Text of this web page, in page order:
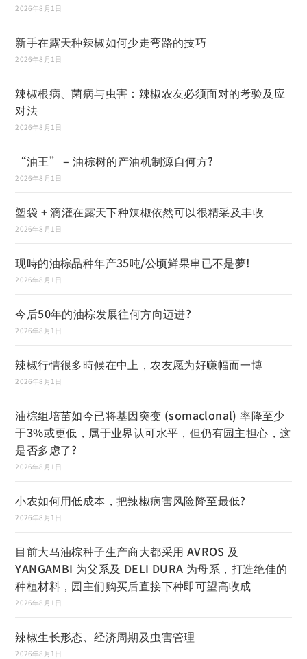
2026年8月1日
新手在露天种辣椒如何少走弯路的技巧
2026年8月1日
辣椒根病、菌病与虫害：辣椒农友必须面对的考验及应
对法
2026年8月1日
“油王” – 油棕树的产油机制源自何方?
2026年8月1日
塑袋 + 滴灌在露天下种辣椒依然可以很精采及丰收
2026年8月1日
现時的油棕品种年产35吨/公顷鲜果串已不是夢!
2026年8月1日
今后50年的油棕发展往何方向迈进?
2026年8月1日
辣椒行情很多時候在中上，农友愿为好赚幅而一博
2026年8月1日
油棕组培苗如今已将基因突变 (somaclonal) 率降至少
于3%或更低，属于业界认可水平，但仍有园主担心，这
是否多虑了?
2026年8月1日
小农如何用低成本，把辣椒病害风险降至最低?
2026年8月1日
目前大马油棕种子生产商大都采用 AVROS 及
YANGAMBI 为父系及 DELI DURA 为母系，打造绝佳的
种植材料，园主们购买后直接下种即可望高收成
2026年8月1日
辣椒生长形态、经济周期及虫害管理
2026年8月1日